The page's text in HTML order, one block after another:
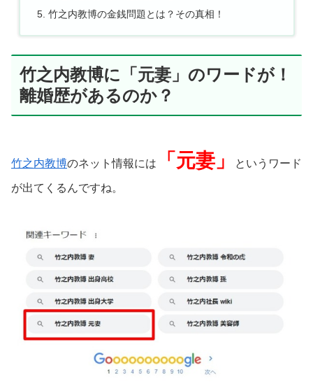
竹之内教博の金銭問題とは？その真相！
竹之内教博に「元妻」のワードが！
離婚歴があるのか？
竹之内教博のネット情報には 「元妻」 というワード
が出てくるんですね。